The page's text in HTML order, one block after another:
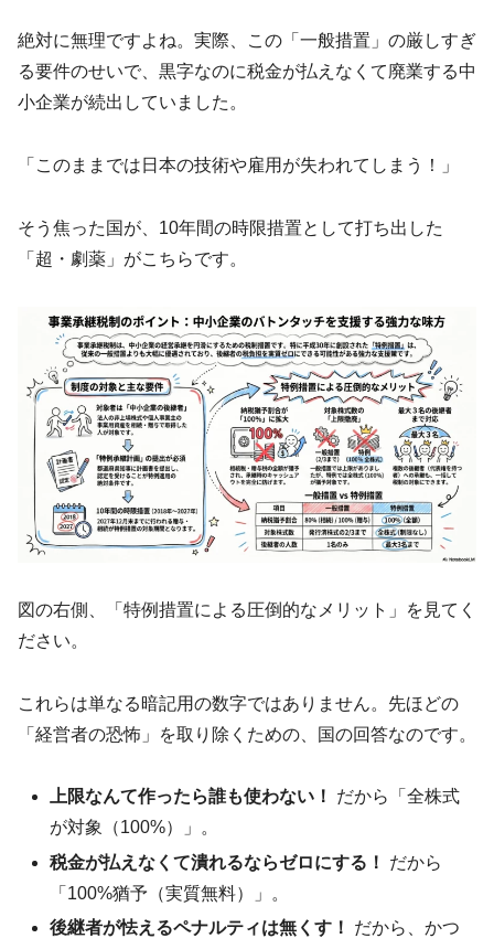
絶対に無理ですよね。実際、この「一般措置」の厳しすぎ
る要件のせいで、黒字なのに税金が払えなくて廃業する中
小企業が続出していました。
「このままでは日本の技術や雇用が失われてしまう！」
そう焦った国が、10年間の時限措置として打ち出した
「超・劇薬」がこちらです。
図の右側、「特例措置による圧倒的なメリット」を見てく
ださい。
これらは単なる暗記用の数字ではありません。先ほどの
「経営者の恐怖」を取り除くための、国の回答なのです。
上限なんて作ったら誰も使わない！
だから「全株式
が対象（100%）」。
税金が払えなくて潰れるならゼロにする！
だから
「100%猶予（実質無料）」。
後継者が怯えるペナルティは無くす！
だから、かつ